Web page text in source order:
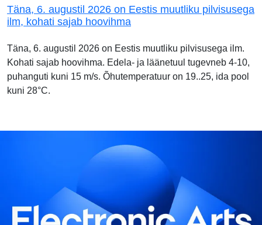
Täna, 6. augustil 2026 on Eestis muutliku pilvisusega
ilm, kohati sajab hoovihma
Täna, 6. augustil 2026 on Eestis muutliku pilvisusega ilm.
Kohati sajab hoovihma. Edela- ja läänetuul tugevneb 4-10,
puhanguti kuni 15 m/s. Õhutemperatuur on 19..25, ida pool
kuni 28°C.